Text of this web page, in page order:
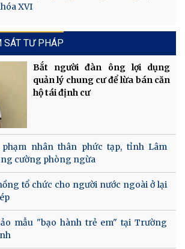
XVI
SÁT TƯ PHÁP
Bắt người đàn ông lợi dụng
quản lý chung cư để lừa bán căn
hộ tái định cư
nhân thân phức tạp, tỉnh Lâm
cường phòng ngừa
tổ chức cho người nước ngoài ở lại
mẫu "bạo hành trẻ em" tại Trường